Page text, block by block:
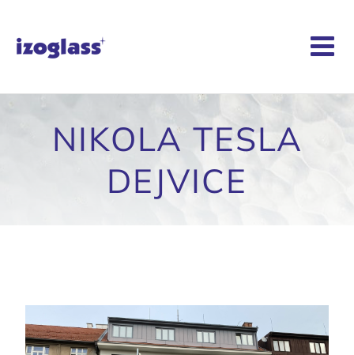
content
NIKOLA TESLA
DEJVICE